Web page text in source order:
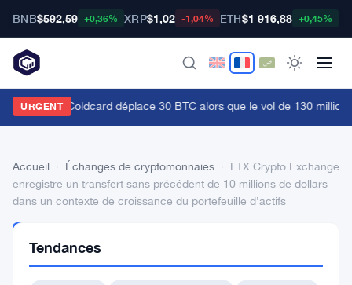
BNB$592,59 +0,36% XRP$1,02 -1,04% ETH$1 916,88 +0,45%
URGENT
hacker de Coldcard déplace 30 BTC alors que le vol de 130
Accueil Échanges de cryptomonnaies
FTX Crypto Exchange
enregistre un transfert sans précédent de 10 millions de dollars
dans un contexte de croissance du portefeuille d’actifs
CRYPTOMONNAIES
Tendances